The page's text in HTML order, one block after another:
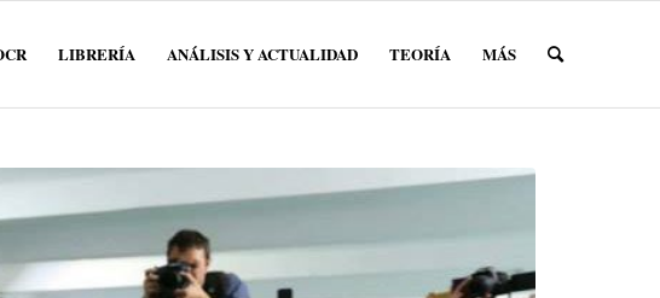
LIBRERÍA ANÁLISIS Y ACTUALIDAD TEORÍA MÁS